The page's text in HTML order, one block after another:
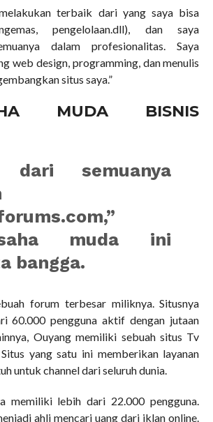
terbaik dari yang saya bisa
pengelolaan.dll), dan saya
dalam profesionalitas. Saya
web design, programming, dan menulis
situs saya.”
MUDA BISNIS
dari semuanya
muda ini
bangga.
forum terbesar miliknya. Situsnya
60.000 pengguna aktif dengan jutaan
Ouyang memiliki sebuah situs Tv
yang satu ini memberikan layanan
untuk channel dari seluruh dunia.
memiliki lebih dari 22.000 pengguna.
ahli mencari uang dari iklan online.